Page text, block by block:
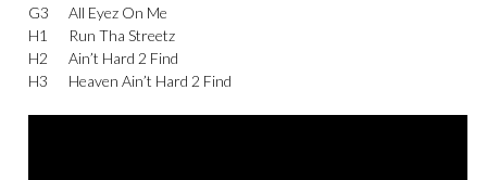
G3
All Eyez On Me
H1
Run Tha Streetz
H2
Ain’t Hard 2 Find
H3
Heaven Ain’t Hard 2 Find